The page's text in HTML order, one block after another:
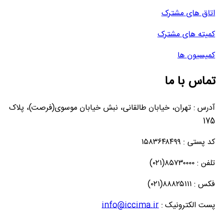
اتاق های مشترک
کمیته های مشترک
کمیسیون ها
تماس با ما
آدرس : تهران، خیابان طالقانی، نبش خیابان موسوی(فرصت)، پلاک
175
کد پستی : ۱۵۸۳۶۴۸۴۹۹
تلفن : ۸۵۷۳۰۰۰۰(۰۲۱)
فکس : ۸۸۸۲۵۱۱۱(۰۲۱)
پست الکترونیک :info@iccima.ir